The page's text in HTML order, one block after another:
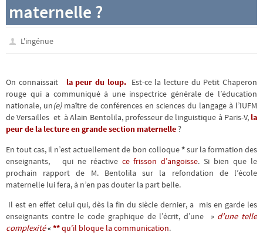
maternelle ?
L'ingénue
On connaissait la peur du loup.Est-ce la lecture du Petit Chaperon
rouge qui a communiqué à une inspectrice générale de l’éducation
nationale, un(e) maître de conférences en sciences du langage à l’IUFM
de Versailles et à Alain Bentolila, professeur de linguistique à Paris-V,la
peur de la lecture en grande section maternelle?
En tout cas, il n’est actuellement de bon colloque*sur la formation des
enseignants, qui ne réactive ce frisson d’angoisse. Si bien que le
prochain rapport de M. Bentolila sur la refondation de l’école
maternelle lui fera, à n’en pas douter la part belle.
Il est en effet celui qui, dès la fin du siècle dernier, a mis en garde les
enseignants contre le code graphique de l’écrit, d’une » d’une telle
complexité« **qu’il bloque la communication.